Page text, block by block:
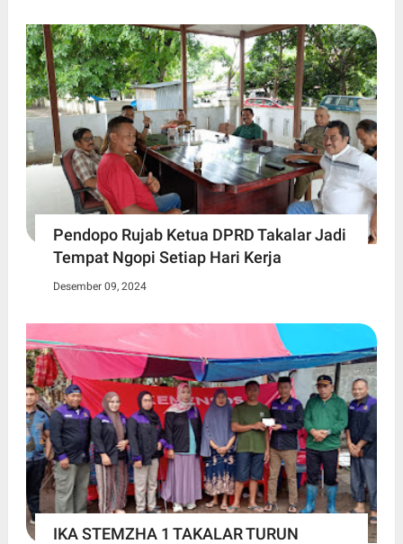
Pendopo Rujab Ketua DPRD Takalar Jadi
Tempat Ngopi Setiap Hari Kerja
Desember 09, 2024
IKA STEMZHA 1 TAKALAR TURUN